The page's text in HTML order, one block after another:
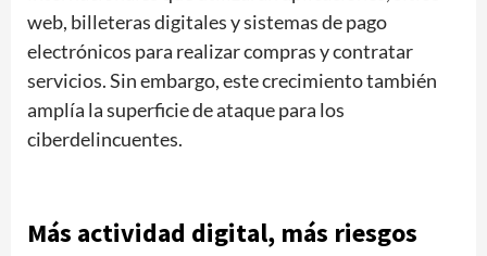
web, billeteras digitales y sistemas de pago
electrónicos para realizar compras y contratar
servicios. Sin embargo, este crecimiento también
amplía la superficie de ataque para los
ciberdelincuentes.
Más actividad digital, más riesgos